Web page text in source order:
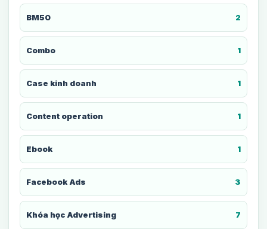
BM50 2
Combo 1
Case kinh doanh 1
Content operation 1
Ebook 1
Facebook Ads 3
Khóa học Advertising 7